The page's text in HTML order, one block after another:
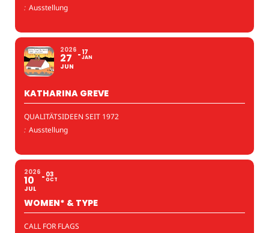
: Ausstellung
2026
27
JUN
17
JAN
KATHARINA GREVE
QUALITÄTSIDEEN SEIT 1972
: Ausstellung
2026
10
JUL
03
OCT
WOMEN* & TYPE
CALL FOR FLAGS